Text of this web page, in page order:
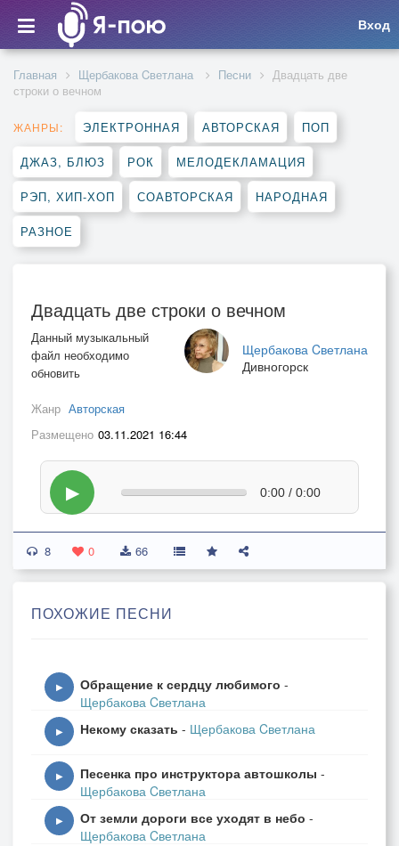
Вход
Главная Щербакова Cветлана Песни
Двадцать две
строки о вечном
ЖАНРЫ: ЭЛЕКТРОННАЯ АВТОРСКАЯ ПОП
ДЖАЗ, БЛЮЗ РОК МЕЛОДЕКЛАМАЦИЯ
РЭП, ХИП-ХОП СОАВТОРСКАЯ НАРОДНАЯ
РАЗНОЕ
Двадцать две строки о вечном
Щербакова Cветлана
Дивногорск
Данный музыкальный
файл необходимо
обновить
Жанр Авторская
Размещено 03.11.2021 16:44
▶ 0:00 / 0:00
8 0 66
ПОХОЖИЕ ПЕСНИ
▶ Обращение к сердцу любимого -
Щербакова Cветлана
▶ Некому сказать - Щербакова Cветлана
▶ Песенка про инструктора автошколы -
Щербакова Cветлана
▶ От земли дороги все уходят в небо -
Щербакова Cветлана